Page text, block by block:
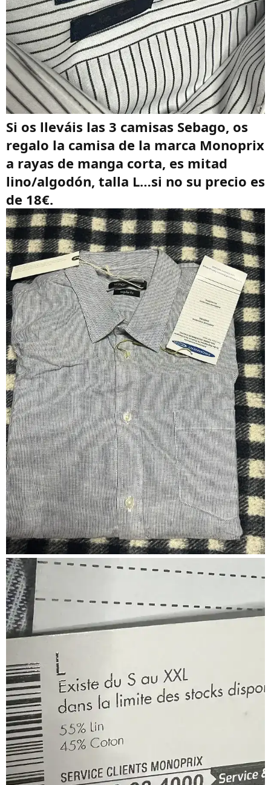
Si os lleváis las 3 camisas Sebago, os
regalo la camisa de la marca Monoprix
a rayas de manga corta, es mitad
lino/algodón, talla L…si no su precio es
de 18€.